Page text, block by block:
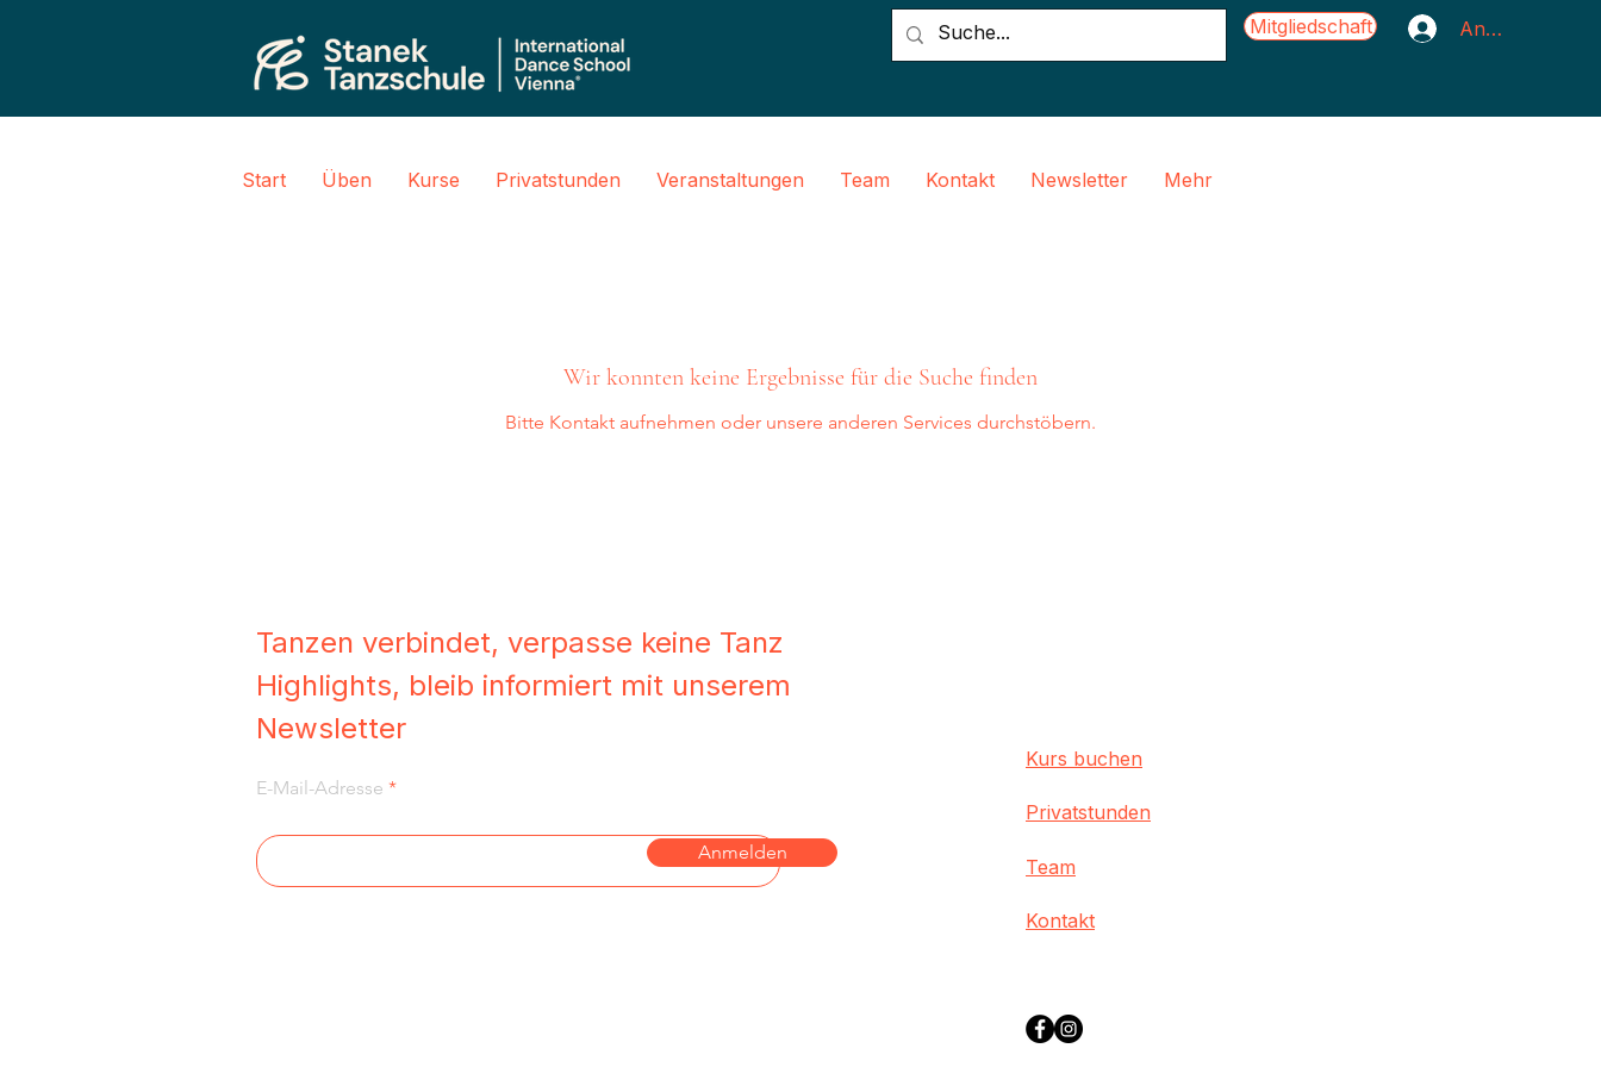
Mitgliedschaft Anmelden
Start Üben Kurse Privatstunden Veranstaltungen Team Kontakt Newsletter Mehr
Wir konnten keine Ergebnisse für die Suche finden
Bitte Kontakt aufnehmen oder unsere anderen Services durchstöbern.
Tanzen verbindet, verpasse keine Tanz
Highlights, bleib informiert mit unserem
Newsletter
E-Mail-Adresse
Anmelden
Kurs buchen
Privatstunden
Team
Kontakt